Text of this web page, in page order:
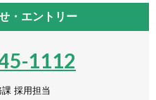
・エントリー
1112
課 採用担当